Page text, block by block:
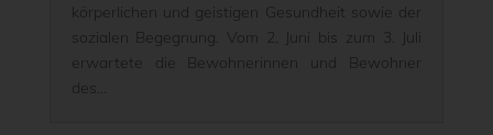
körperlichen und geistigen Gesundheit sowie der
sozialen Begegnung. Vom 2. Juni bis zum 3. Juli
erwartete die Bewohnerinnen und Bewohner
des...